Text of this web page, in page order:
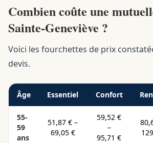
Combien coûte une
Sainte-Geneviève ?
Voici les fourchettes de prix
devis.
Âge Essentiel Confort
55-
59
ans
51,87 € –
69,05 €
59,52 €
–
95,71 €